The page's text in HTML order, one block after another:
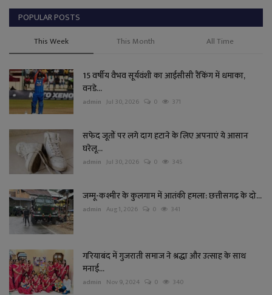
POPULAR POSTS
This Week This Month All Time
15 वर्षीय वैभव सूर्यवंशी का आईसीसी रैंकिंग में धमाका,
वनडे...
admin Jul 30, 2026 0 371
सफेद जूतों पर लगे दाग हटाने के लिए अपनाएं ये आसान
घरेलू...
admin Jul 30, 2026 0 345
जम्मू-कश्मीर के कुलगाम में आतंकी हमला: छत्तीसगढ़ के दो...
admin Aug 1, 2026 0 341
गरियाबंद में गुजराती समाज ने श्रद्धा और उत्साह के साथ
मनाई...
admin Nov 9, 2024 0 340